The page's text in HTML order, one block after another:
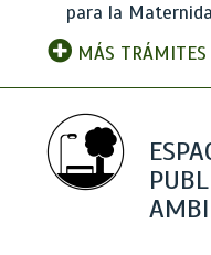
para la
MÁS TRÁMITES